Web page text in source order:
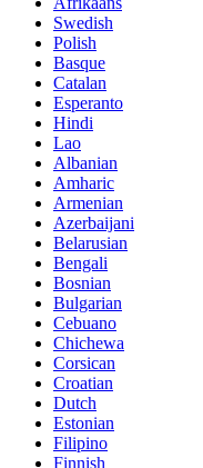
Swedish
Polish
Basque
Catalan
Esperanto
Hindi
Lao
Albanian
Amharic
Armenian
Azerbaijani
Belarusian
Bengali
Bosnian
Bulgarian
Cebuano
Chichewa
Corsican
Croatian
Dutch
Estonian
Filipino
Finnish